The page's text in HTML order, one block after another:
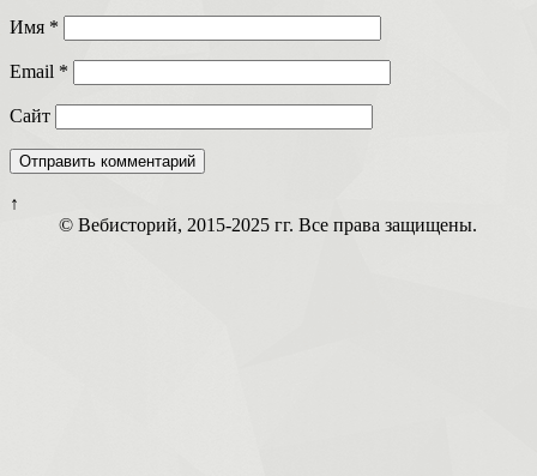
Имя *
Email *
Сайт
↑
© Вебисторий, 2015-2025 гг. Все права защищены.